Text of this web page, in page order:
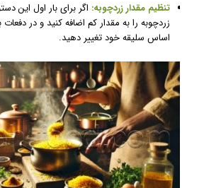
تنظیم مقدار زردچوبه: اگر برای بار اول این
زردچوبه را به مقدار کم اضافه کنید و در
اساس سلیقه خود تغییر دهید.